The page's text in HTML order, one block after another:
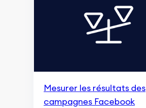
Mesurer les résultats des
campagnes Facebook